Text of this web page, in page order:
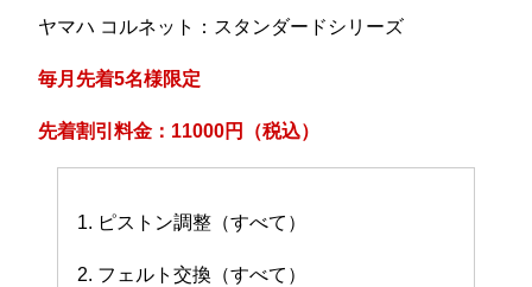
ヤマハ コルネット：スタンダードシリーズ
毎月先着5名様限定
先着割引料金：11000円（税込）
1. ピストン調整（すべて）
2. フェルト交換（すべて）